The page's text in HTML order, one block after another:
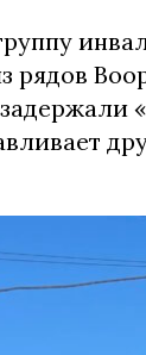
рядов